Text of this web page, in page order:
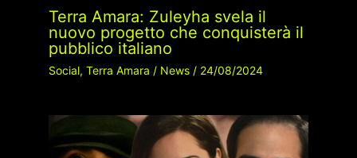
Terra Amara: Zuleyha svela il
nuovo progetto che conquisterà il
pubblico italiano
Social, Terra Amara / News/ 24/08/2024